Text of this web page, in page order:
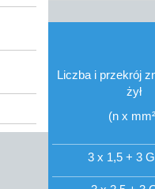
Liczba i przekrój
żył
(n x
3 x 1,5 + 3